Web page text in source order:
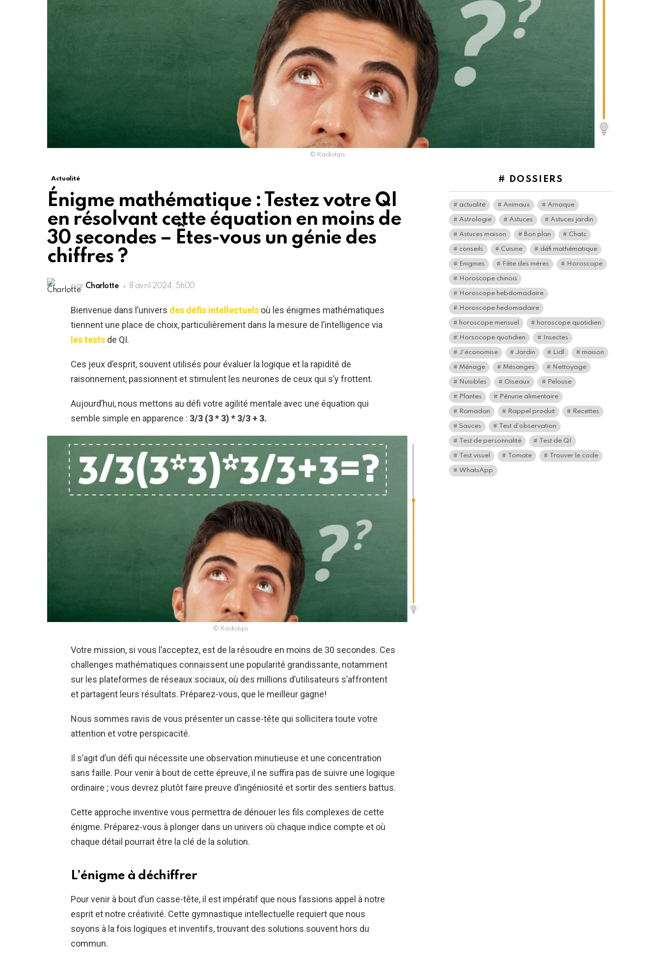
© Radiotips
Actualité
Énigme mathématique : Testez votre QI
en résolvant cette équation en moins de
30 secondes – Êtes-vous un génie des
chiffres ?
par Charlotte 8 avril 2024, 5h00
Bienvenue dans l’univers des défis intellectuels où les énigmes mathématiques
tiennent une place de choix, particulièrement dans la mesure de l’intelligence via
les tests de QI.
Ces jeux d’esprit, souvent utilisés pour évaluer la logique et la rapidité de
raisonnement, passionnent et stimulent les neurones de ceux qui s’y frottent.
Aujourd’hui, nous mettons au défi votre agilité mentale avec une équation qui
semble simple en apparence : 3/3 (3 * 3) * 3/3 + 3.
© Radiotips
Votre mission, si vous l’acceptez, est de la résoudre en moins de 30 secondes. Ces
challenges mathématiques connaissent une popularité grandissante, notamment
sur les plateformes de réseaux sociaux, où des millions d’utilisateurs s’affrontent
et partagent leurs résultats. Préparez-vous, que le meilleur gagne!
Nous sommes ravis de vous présenter un casse-tête qui sollicitera toute votre
attention et votre perspicacité.
Il s’agit d’un défi qui nécessite une observation minutieuse et une concentration
sans faille. Pour venir à bout de cette épreuve, il ne suffira pas de suivre une logique
ordinaire ; vous devrez plutôt faire preuve d’ingéniosité et sortir des sentiers battus.
Cette approche inventive vous permettra de dénouer les fils complexes de cette
énigme. Préparez-vous à plonger dans un univers où chaque indice compte et où
chaque détail pourrait être la clé de la solution.
L’énigme à déchiffrer
Pour venir à bout d’un casse-tête, il est impératif que nous fassions appel à notre
esprit et notre créativité. Cette gymnastique intellectuelle requiert que nous
soyons à la fois logiques et inventifs, trouvant des solutions souvent hors du
commun.
# DOSSIERS
actualité Animaux Arnaque
Astrologie Astuces Astuces jardin
Astuces maison Bon plan Chats
conseils Cuisine défi mathématique
Enigmes Fête des mères Horoscope
Horoscope chinois
Horoscope hebdomadaire
Horoscope hedomadaire
horoscope mensuel horoscope quotidien
Horsocope quotidien Insectes
J'économise Jardin Lidl maison
Ménage Mésanges Nettoyage
Nuisibles Oiseaux Pelouse
Plantes Pénurie alimentaire
Ramadan Rappel produit Recettes
Sauces Test d'observation
Test de personnalité Test de QI
Test visuel Tomate Trouver le code
WhatsApp